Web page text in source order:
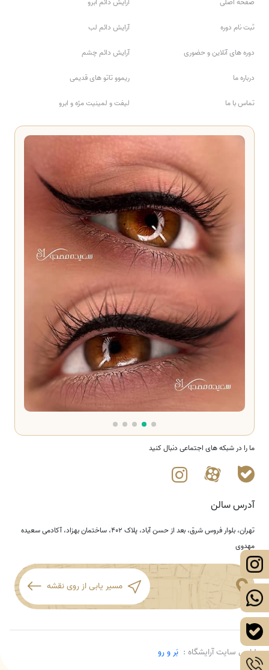
ما را در شبکه های اجتماعی دنبال کنید
ثبت نام دوره
دوره های آنلاین و حضوری
درباره ما
تماس با ما
آرایش دائم لب
آرایش دائم چشم
ریموو تاتو های قدیمی
لیفت و لمینیت مژه و ابرو
آدرس سالن
تهران، بلوار فروس شرق، بعد از حسن آباد، پلاک ۴۰۲، ساختمان بهزاد، آکادمی سعیده
مهدوی
مسیر یابی از روی نقشه
طراحی سایت آرایشگاه : بَر و رو